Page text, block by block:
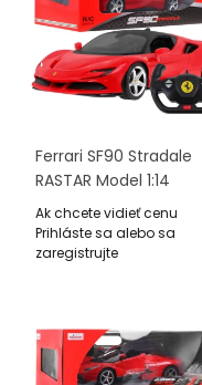
Ferrari SF90 Stradale
RASTAR Model 1:14
Diaľkovo Ovládané
Auto + Ovládač
Ak chcete vidieť cenu
Prihláste sa alebo sa
zaregistrujte